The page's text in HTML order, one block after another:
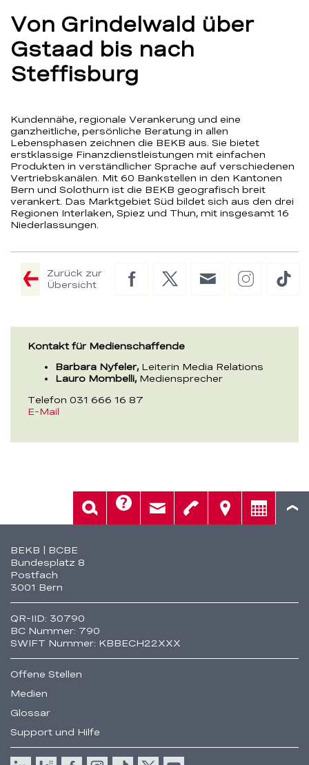
Kontakt für Medienschaffende
Barbara Nyfeler, Leiterin Media Relations
Lauro Mombelli, Mediensprecher
Telefon 031 666 16 87
E-Mail
Von Grindelwald über
Gstaad bis nach
Steffisburg
Kundennähe, regionale Verankerung und eine
ganzheitliche, persönliche Beratung in allen
Lebensphasen zeichnen die BEKB aus. Sie bietet
erstklassige Finanzdienstleistungen mit einfachen
Produkten in verständlicher Sprache auf verschiedenen
Vertriebskanälen. Mit 60 Bankstellen in den Kantonen
Bern und Solothurn ist die BEKB geografisch breit
verankert. Das Marktgebiet Süd bildet sich aus den drei
Regionen Interlaken, Spiez und Thun, mit insgesamt 16
Niederlassungen.
Zurück zur
Übersicht
FacebookTwitter
E-
Instagram
Fusszeile
BEKB | BCBE
Bundesplatz 8
Postfach
3001 Bern
QR-IID: 30790
BC Nummer: 790
SWIFT Nummer: KBBECH22XXX
Offene Stellen
Medien
Glossar
Support und Hilfe